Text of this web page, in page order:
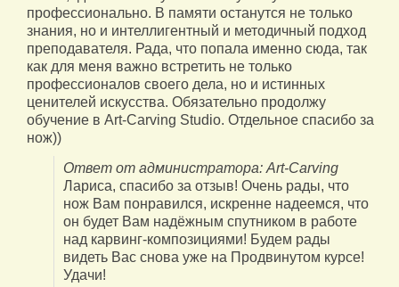
профессионально. В памяти останутся не только
знания, но и интеллигентный и методичный подход
преподавателя. Рада, что попала именно сюда, так
как для меня важно встретить не только
профессионалов своего дела, но и истинных
ценителей искусства. Обязательно продолжу
обучение в Art-Carving Studio. Отдельное спасибо за
нож))
Ответ от администратора: Art-Carving
Лариса, спасибо за отзыв! Очень рады, что
нож Вам понравился, искренне надеемся, что
он будет Вам надёжным спутником в работе
над карвинг-композициями! Будем рады
видеть Вас снова уже на Продвинутом курсе!
Удачи!